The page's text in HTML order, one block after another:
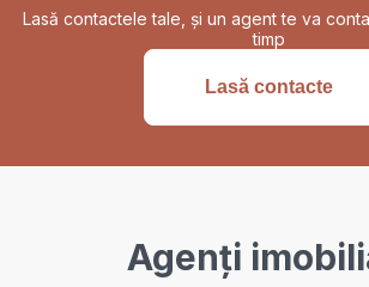
Lasă contactele tale, și un agent te va
timp
Lasă contacte
Agenți